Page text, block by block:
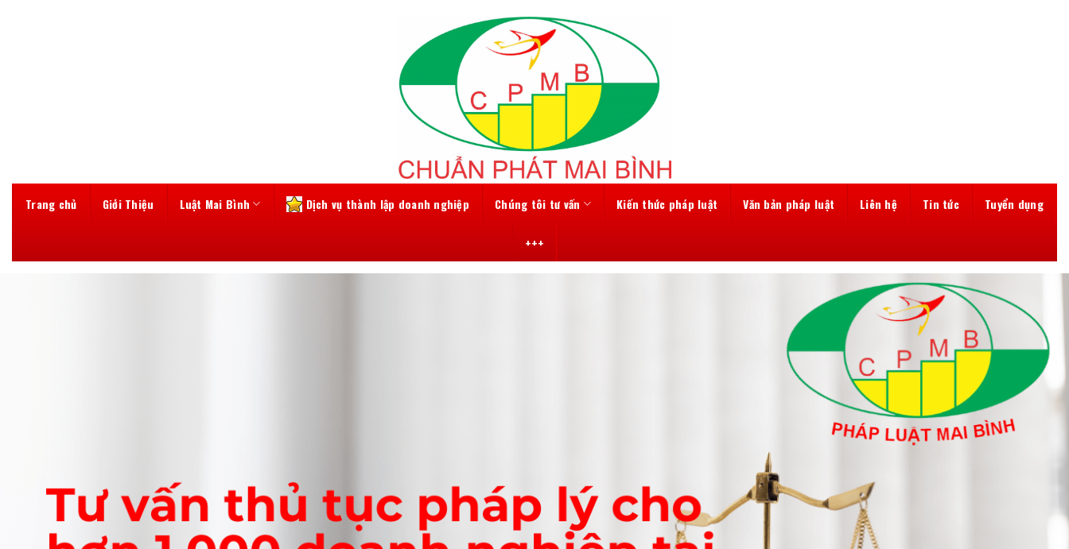
Trang chủ Giới Thiệu Luật Mai Bình Dịch vụ thành lập doanh nghiệp Chúng tôi tư vấn Kiến thức pháp luật Văn bản pháp luật Liên hệ Tin tức Tuyển dụng
+++